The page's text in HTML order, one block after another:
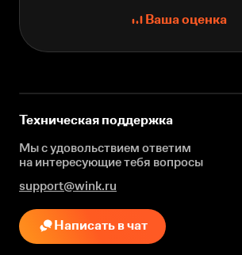
Ваша оценка
Техническая поддержка
Мы с удовольствием ответим
на интересующиетебя вопросы
support@wink.ru
Написать в чат